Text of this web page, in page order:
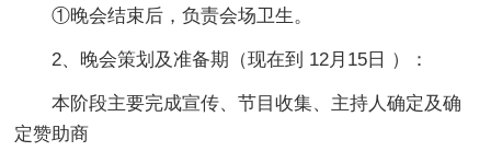
①晚会结束后，负责会场卫生。
2、晚会策划及准备期（现在到 12月15日 ）：
本阶段主要完成宣传、节目收集、主持人确定及确
定赞助商